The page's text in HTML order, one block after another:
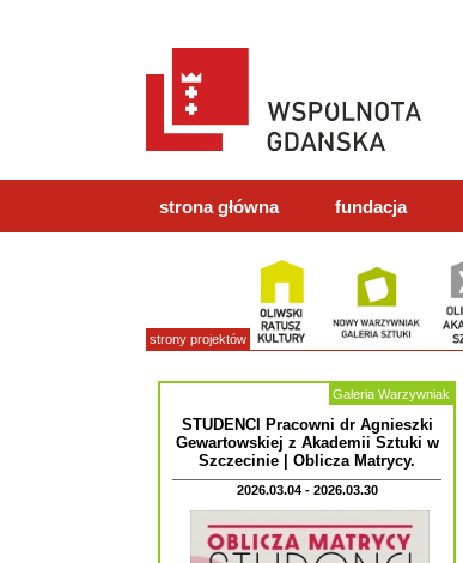
strona główna fundacja
strony projektów
Galeria Warzywniak
STUDENCI Pracowni dr Agnieszki
Gewartowskiej z Akademii Sztuki w
Szczecinie | Oblicza Matrycy.
2026.03.04 - 2026.03.30